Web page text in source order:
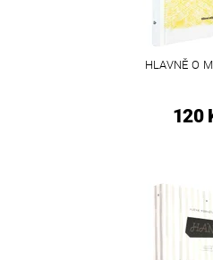
HLAVNĚ O
120